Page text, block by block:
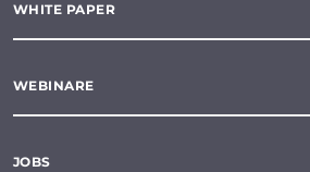
WHITE PAPER
WEBINARE
JOBS